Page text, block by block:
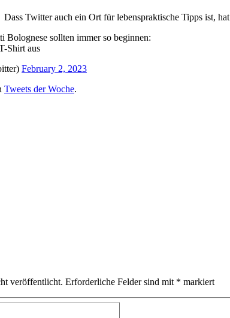
Dass Twitter auch ein Ort für lebenspraktische Tipps ist, hat
Bolognese sollten immer so beginnen:
Shirt aus
February 2, 2023
Tweets der Woche.
veröffentlicht. Erforderliche Felder sind mit * markiert